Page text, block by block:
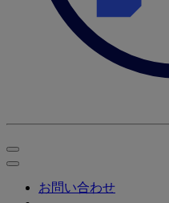
お問い合わせ